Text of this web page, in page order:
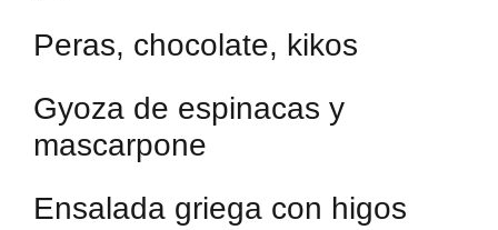
Peras, chocolate, kikos
Gyoza de espinacas y
mascarpone
Ensalada griega con higos